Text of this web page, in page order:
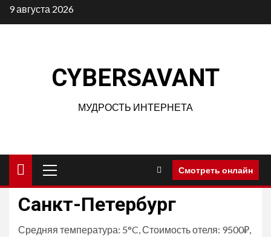
Перейти
к
9 августа 2026
CYBERSAVANT
МУДРОСТЬ ИНТЕРНЕТА
меню
Смотреть онлайн
Санкт-Петербург
Средняя температура: 5°C, Стоимость отеля: 9500₽,